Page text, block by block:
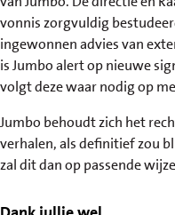
vonnis zorgvuldig
ingewonnen advies van
is Jumbo alert op nieuwe
volgt deze waar nodig op
Jumbo behoudt zich het
verhalen, als definitief zou
zal dit dan op passende